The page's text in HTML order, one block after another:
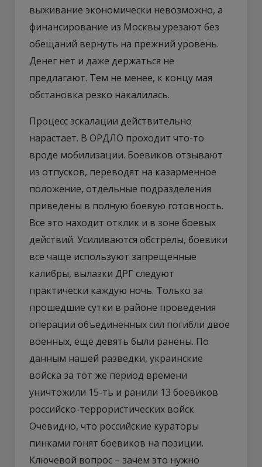
выживание экономически невозможно, а
финансирование из Москвы урезают без
обещаний вернуть на прежний уровень.
Денег нет и даже держаться не
предлагают. Тем не менее, к концу мая
обстановка резко накалилась.
Процесс эскалации действительно
нарастает. В ОРДЛО проходит что-то
вроде мобилизации. Боевиков отзывают
из отпусков, переводят на казарменное
положение, отдельные подразделения
приведены в полную боевую готовность.
Все это находит отклик и в зоне боевых
действий. Усиливаются обстрелы, боевики
все чаще используют запрещенные
калибры, вылазки ДРГ следуют
практически каждую ночь. Только за
прошедшие сутки в районе проведения
операции объединенных сил погибли двое
военных, еще девять были ранены. По
данным нашей разведки, украинские
войска за тот же период времени
уничтожили 15-ть и ранили 13 боевиков
российско-террористических войск.
Очевидно, что российские кураторы
пинками гонят боевиков на позиции.
Ключевой вопрос – зачем это нужно